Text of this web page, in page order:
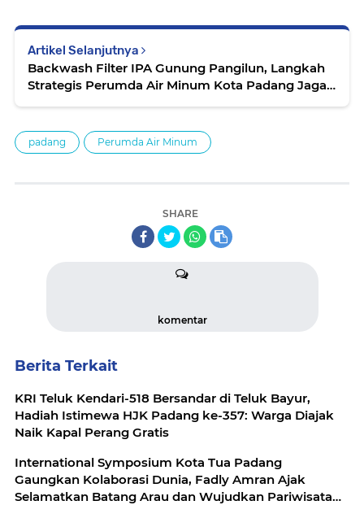
Artikel Selanjutnya
Backwash Filter IPA Gunung Pangilun, Langkah
Strategis Perumda Air Minum Kota Padang Jaga
padang Perumda Air Minum
SHARE
komentar
Berita Terkait
KRI Teluk Kendari-518 Bersandar di Teluk Bayur,
Hadiah Istimewa HJK Padang ke-357: Warga Diajak
Naik Kapal Perang Gratis
International Symposium Kota Tua Padang
Gaungkan Kolaborasi Dunia, Fadly Amran Ajak
Selamatkan Batang Arau dan Wujudkan Pariwisata